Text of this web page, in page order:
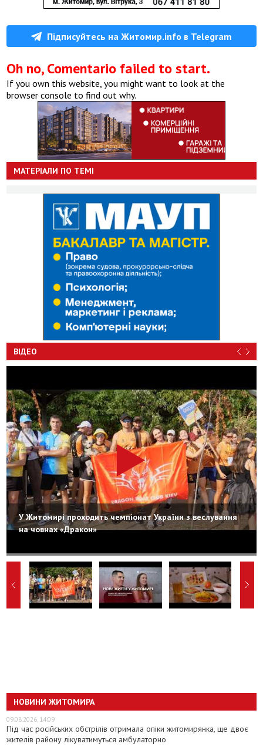
Підписуйтесь на Житомир.info в Telegram
Oh no, Comentario failed to start.
If you own this website, you might want to look at the
browser console to find out why.
МАТЕРІАЛИ ПО ТЕМІ
ВІДЕО
У Житомирі проходить чемпіонат України з веслування
на човнах «Дракон»
НОВИНИ ЖИТОМИРА
09.08.2026, 14:09
Під час російських обстрілів отримала опіки житомирянка, ще двоє
жителів району лікуватимуться амбулаторно